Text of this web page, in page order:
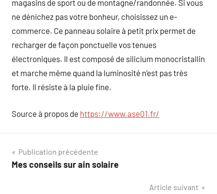
magasins de sport ou de montagne/randonnée. Si vous
ne dénichez pas votre bonheur, choisissez un e-
commerce. Ce panneau solaire à petit prix permet de
recharger de façon ponctuelle vos tenues
électroniques. Il est composé de silicium monocristallin
et marche même quand la luminosité n’est pas très
forte. Il résiste à la pluie fine.
Source à propos de https://www.ase01.fr/
Navigation
de
Publication précédente
Mes conseils sur ain solaire
Article suivant